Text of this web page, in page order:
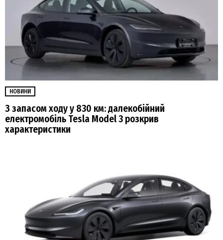
НОВИНИ
З запасом ходу у 830 км: далекобійний
електромобіль Tesla Model 3 розкрив
характеристики